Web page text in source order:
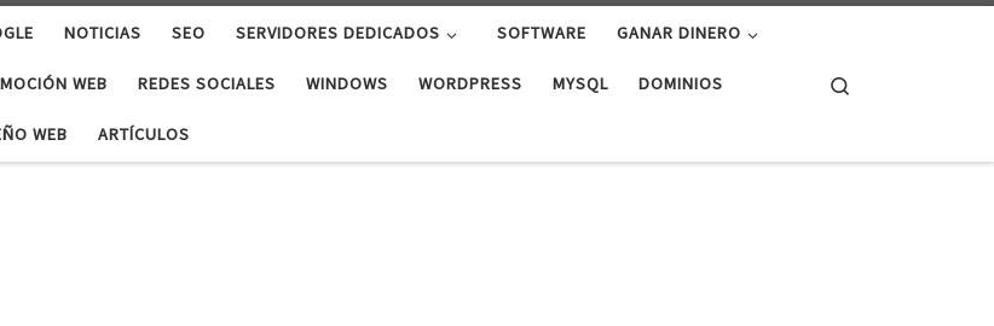
NOTICIAS SEO SERVIDORES DEDICADOS SOFTWARE GANAR DINERO
WEB REDES SOCIALES WINDOWS WORDPRESS MYSQL DOMINIOS
WEB ARTÍCULOS